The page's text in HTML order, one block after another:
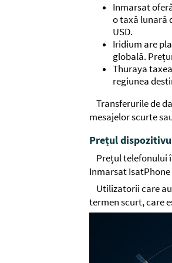
Inmarsat
o taxă lunară
USD.
Iridium are
globală.
Thuraya
regiunea
Transferurile de
mesajelor scurte
Prețul
Prețul telefonului
Inmarsat IsatPhone
Utilizatorii care
termen scurt, care